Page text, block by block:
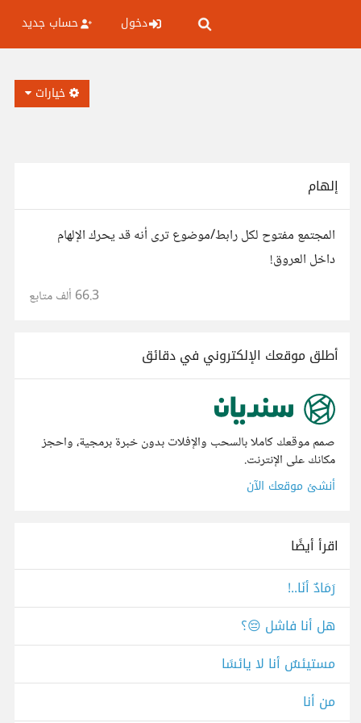
دخول حساب جديد
خيارات
إلهام
المجتمع مفتوح لكل رابط/موضوع ترى أنه قد يحرك الإلهام
داخل العروق!
66.3 ألف متابع
أطلق موقعك الإلكتروني في دقائق
صمم موقعك كاملا بالسحب والإفلات بدون خبرة برمجية، واحجز
مكانك على الإنترنت.
أنشئ موقعك الآن
اقرأ أيضًا
رَمَادٌ أنَا..!
هل أنا فاشل 😔؟
مستيئسٌ أنا لا يائسًا
من أنا